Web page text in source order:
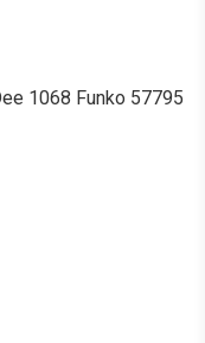
1068 Funko 57795